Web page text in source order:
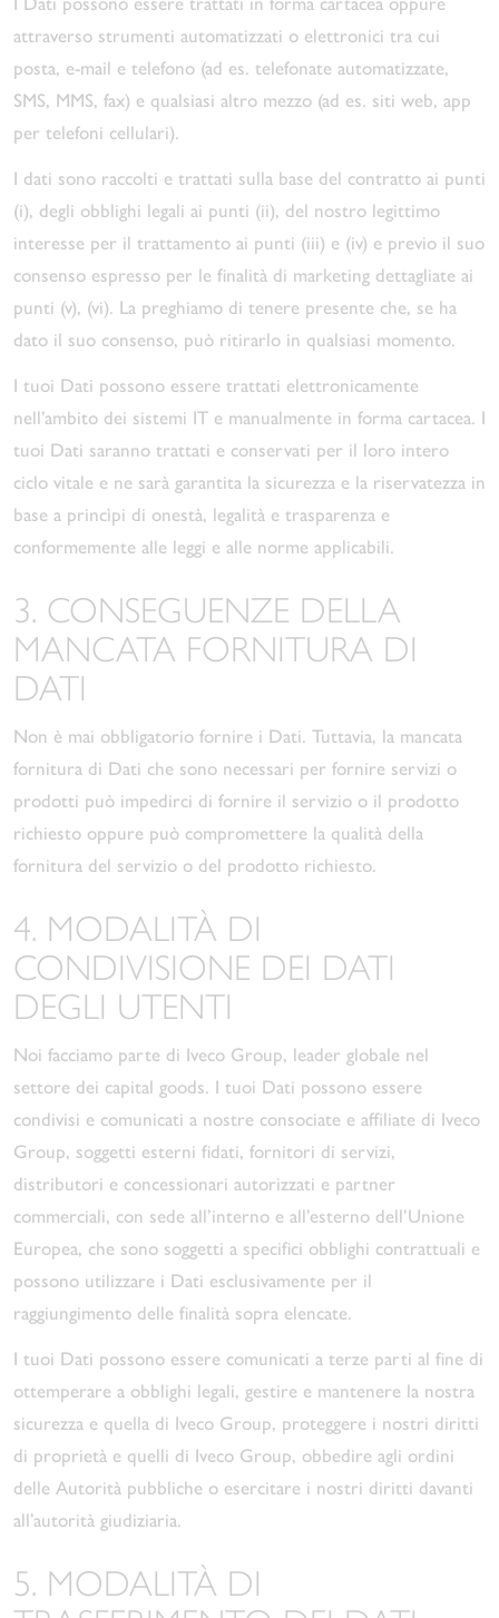
attraverso strumenti automatizzati o elettronici tra cui
posta, e-mail e telefono (ad es. telefonate automatizzate,
SMS, MMS, fax) e qualsiasi altro mezzo (ad es. siti web, app
per telefoni cellulari).
I dati sono raccolti e trattati sulla base del contratto ai punti
(i), degli obblighi legali ai punti (ii), del nostro legittimo
interesse per il trattamento ai punti (iii) e (iv) e previo il suo
consenso espresso per le finalità di marketing dettagliate ai
punti (v), (vi). La preghiamo di tenere presente che, se ha
dato il suo consenso, può ritirarlo in qualsiasi momento.
I tuoi Dati possono essere trattati elettronicamente
nell’ambito dei sistemi IT e manualmente in forma cartacea. I
tuoi Dati saranno trattati e conservati per il loro intero
ciclo vitale e ne sarà garantita la sicurezza e la riservatezza in
base a princìpi di onestà, legalità e trasparenza e
conformemente alle leggi e alle norme applicabili.
3. CONSEGUENZE DELLA
MANCATA FORNITURA DI
DATI
Non è mai obbligatorio fornire i Dati. Tuttavia, la mancata
fornitura di Dati che sono necessari per fornire servizi o
prodotti può impedirci di fornire il servizio o il prodotto
richiesto oppure può compromettere la qualità della
fornitura del servizio o del prodotto richiesto.
4. MODALITÀ DI
CONDIVISIONE DEI DATI
DEGLI UTENTI
Noi facciamo parte di Iveco Group, leader globale nel
settore dei capital goods. I tuoi Dati possono essere
condivisi e comunicati a nostre consociate e affiliate di Iveco
Group, soggetti esterni fidati, fornitori di servizi,
distributori e concessionari autorizzati e partner
commerciali, con sede all’interno e all’esterno dell’Unione
Europea, che sono soggetti a specifici obblighi contrattuali e
possono utilizzare i Dati esclusivamente per il
raggiungimento delle finalità sopra elencate.
I tuoi Dati possono essere comunicati a terze parti al fine di
ottemperare a obblighi legali, gestire e mantenere la nostra
sicurezza e quella di Iveco Group, proteggere i nostri diritti
di proprietà e quelli di Iveco Group, obbedire agli ordini
delle Autorità pubbliche o esercitare i nostri diritti davanti
all’autorità giudiziaria.
5. MODALITÀ DI